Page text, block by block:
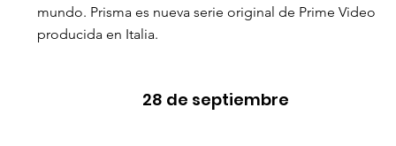
mundo. Prisma es nueva serie original de Prime Video
producida en Italia.
28 de septiembre